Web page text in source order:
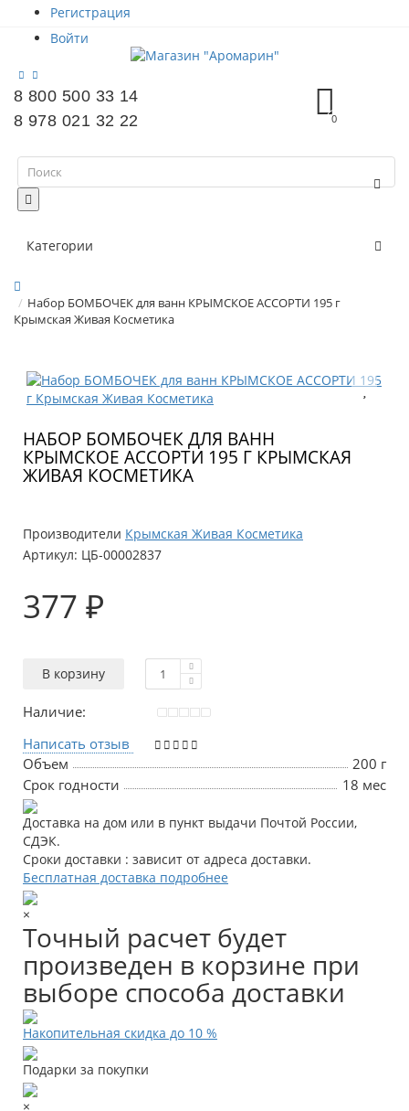
Регистрация
Войти
8 800 500 33 14
8 978 021 32 22
0
Категории
Набор БОМБОЧЕК для ванн КРЫМСКОЕ АССОРТИ 195 г
Крымская Живая Косметика
НАБОР БОМБОЧЕК ДЛЯ ВАНН
КРЫМСКОЕ АССОРТИ 195 Г КРЫМСКАЯ
ЖИВАЯ КОСМЕТИКА
Производители Крымская Живая Косметика
Артикул: ЦБ-00002837
377 ₽
В корзину
Наличие:
Написать отзыв
Объем
200 г
Срок годности
18 мес
Доставка на дом или в пункт выдачи Почтой России,
СДЭК.
Сроки доставки : зависит от адреса доставки.
Бесплатная доставка подробнее
×
Точный расчет будет
произведен в корзине при
выборе способа доставки
Накопительная скидка до 10 %
Подарки за покупки
×